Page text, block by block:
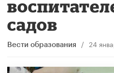
садов
Вести образования / 24